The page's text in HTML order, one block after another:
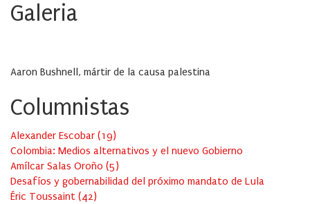
Galeria
Aaron Bushnell, mártir de la causa palestina
Columnistas
Alexander Escobar (19)
Colombia: Medios alternativos y el nuevo Gobierno
Amílcar Salas Oroño (5)
Desafíos y gobernabilidad del próximo mandato de Lula
Éric Toussaint (42)